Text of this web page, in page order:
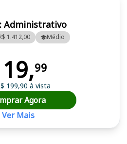
Administrativo
1.412,00 Médio
19,99
199,90 à vista
Agora
Ver Mais